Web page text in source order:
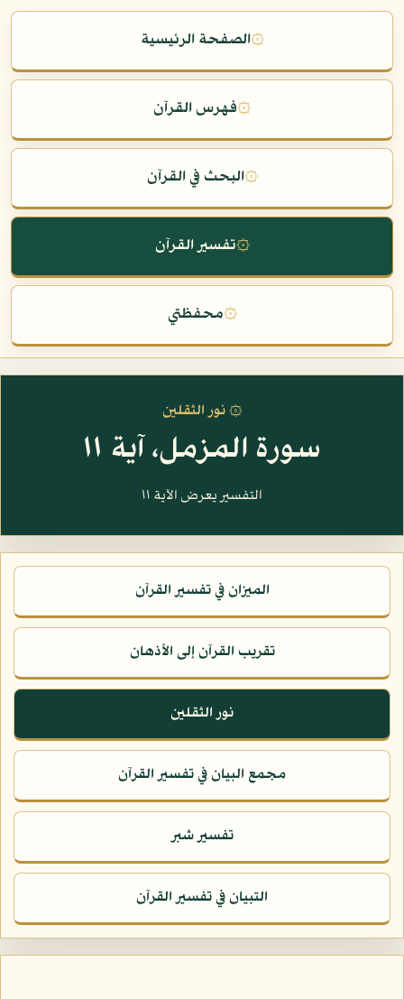
۞الصفحة الرئيسية
۞فهرس القرآن
۞البحث في القرآن
۞تفسير القرآن
۞محفظتي
۞ نور الثقلين
سورة المزمل، آية ١١
التفسير يعرض الآية ١١
الميزان في تفسير القرآن
تقريب القرآن إلى الأذهان
نور الثقلين
مجمع البيان في تفسير القرآن
تفسير شبر
التبيان في تفسير القرآن